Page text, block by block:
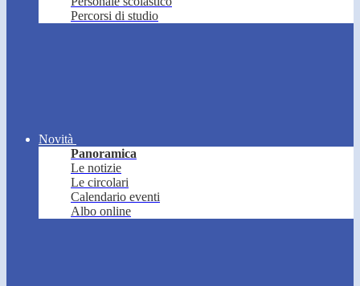
Percorsi di studio
Novità
Panoramica
Le notizie
Le circolari
Calendario eventi
Albo online